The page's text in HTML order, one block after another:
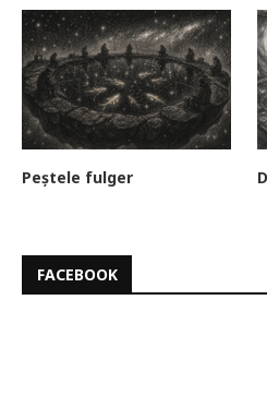
Peștele fulger
FACEBOOK